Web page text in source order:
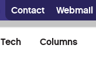
Contact Webmail
Tech Columns